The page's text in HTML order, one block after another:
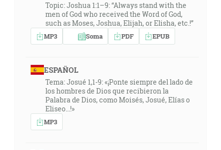
Topic: Joshua 1:1–9: “Always stand with the
men of God who received the Word of God,
such as Moses, Joshua, Elijah, or Elisha, etc.!”
MP3 Soma PDF EPUB
ESPAÑOL
Tema: Josué 1,1-9: «¡Ponte siempre del lado de
los hombres de Dios que recibieron la
Palabra de Dios, como Moisés, Josué, Elías o
Eliseo...!»
MP3